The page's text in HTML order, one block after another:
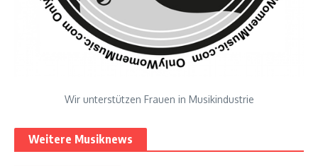
Wir unterstützen Frauen in Musikindustrie
Weitere Musiknews